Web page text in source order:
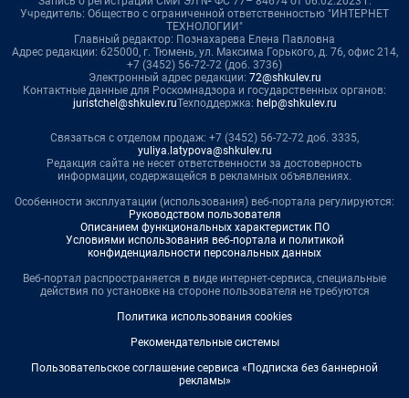
Учредитель: Общество с ограниченной ответственностью "ИНТЕРНЕТ
ТЕХНОЛОГИИ"
Главный редактор: Познахарева Елена Павловна
Адрес редакции: 625000, г. Тюмень, ул. Максима Горького, д. 76, офис 214,
+7 (3452) 56-72-72 (доб. 3736)
Электронный адрес редакции: 72@shkulev.ru
Контактные данные для Роскомнадзора и государственных органов:
juristchel@shkulev.ruТехподдержка: help@shkulev.ru
Связаться с отделом продаж: +7 (3452) 56-72-72 доб. 3335,
yuliya.latypova@shkulev.ru
Редакция сайта не несет ответственности за достоверность
информации, содержащейся в рекламных объявлениях.
Особенности эксплуатации (использования) веб-портала регулируются:
Руководством пользователя
Описанием функциональных характеристик ПО
Условиями использования веб-портала и политикой
конфиденциальности персональных данных
Веб-портал распространяется в виде интернет-сервиса, специальные
действия по установке на стороне пользователя не требуются
Политика использования cookies
Рекомендательные системы
Пользовательское соглашение сервиса «Подписка без баннерной
рекламы»